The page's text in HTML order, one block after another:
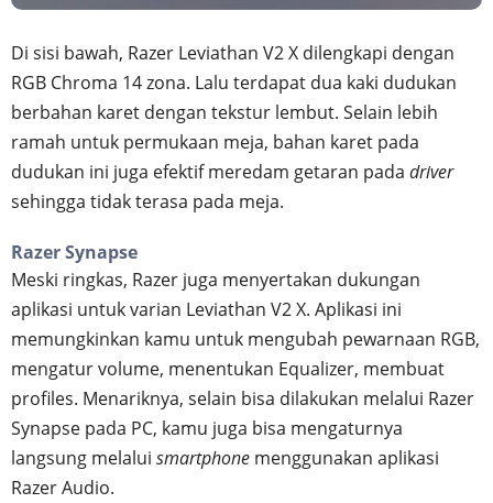
Di sisi bawah, Razer Leviathan V2 X dilengkapi dengan
RGB Chroma 14 zona. Lalu terdapat dua kaki dudukan
berbahan karet dengan tekstur lembut. Selain lebih
ramah untuk permukaan meja, bahan karet pada
dudukan ini juga efektif meredam getaran pada driver
sehingga tidak terasa pada meja.
Razer Synapse
Meski ringkas, Razer juga menyertakan dukungan
aplikasi untuk varian Leviathan V2 X. Aplikasi ini
memungkinkan kamu untuk mengubah pewarnaan RGB,
mengatur volume, menentukan Equalizer, membuat
profiles. Menariknya, selain bisa dilakukan melalui Razer
Synapse pada PC, kamu juga bisa mengaturnya
langsung melalui smartphone menggunakan aplikasi
Razer Audio.